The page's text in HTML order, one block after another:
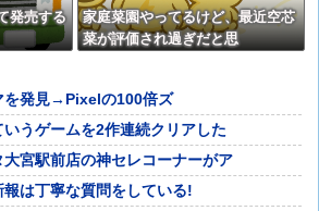
発売する
家庭菜園やってるけど、最近空芯
菜が評価され過ぎだと思
を発見→Pixelの100倍ズ
うゲームを2作連続クリアした
大宮駅前店の神セレコーナーがア
は丁寧な質問をしている!